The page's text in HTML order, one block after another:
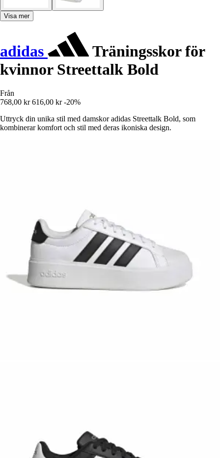
Visa mer
adidas
Träningsskor för
kvinnor Streettalk Bold
Från
768,00 kr 616,00 kr -20%
Uttryck din unika stil med damskor adidas Streettalk Bold, som
kombinerar komfort och stil med deras ikoniska design.